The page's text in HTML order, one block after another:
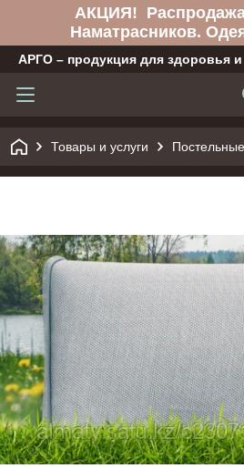
АКЦИЯ!
Наматрасников.
АРГО – продукция для здоровья
Товары и услуги